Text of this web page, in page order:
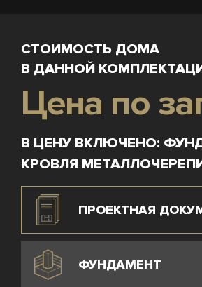
СТОИМОСТЬ ДОМА
В ДАННОЙ
Цена по
В ЦЕНУ ВКЛЮЧЕНО:
КРОВЛЯ
ПРОЕКТНАЯ
ФУНДАМЕНТ